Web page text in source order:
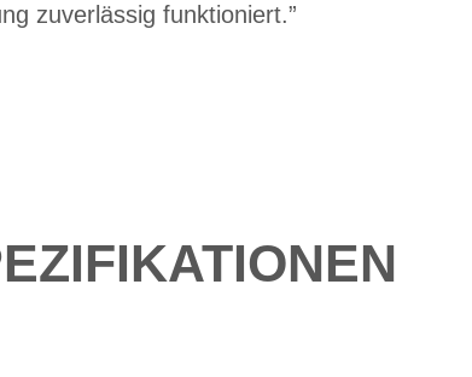
zuverlässig funktioniert.”